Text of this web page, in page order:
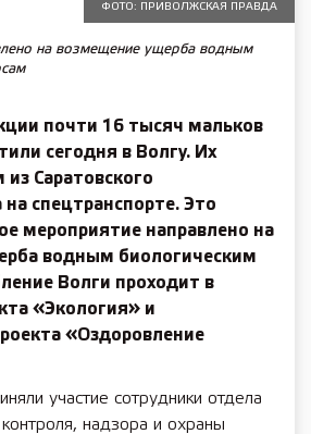
ФОТО: ПРИВОЛЖСКАЯ ПРАВДА
на возмещение ущерба водным
почти 16 тысяч мальков
сегодня в Волгу. Их
Саратовского
спецтранспорте. Это
мероприятие направлено на
водным биологическим
Волги проходит в
«Экология» и
«Оздоровление
участие сотрудники отдела
контроля, надзора и охраны